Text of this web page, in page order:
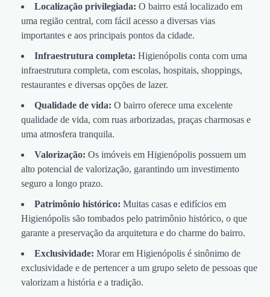
Localização privilegiada: O bairro está localizado em
uma região central, com fácil acesso a diversas vias
importantes e aos principais pontos da cidade.
Infraestrutura completa: Higienópolis conta com uma
infraestrutura completa, com escolas, hospitais, shoppings,
restaurantes e diversas opções de lazer.
Qualidade de vida: O bairro oferece uma excelente
qualidade de vida, com ruas arborizadas, praças charmosas e
uma atmosfera tranquila.
Valorização: Os imóveis em Higienópolis possuem um
alto potencial de valorização, garantindo um investimento
seguro a longo prazo.
Patrimônio histórico: Muitas casas e edifícios em
Higienópolis são tombados pelo patrimônio histórico, o que
garante a preservação da arquitetura e do charme do bairro.
Exclusividade: Morar em Higienópolis é sinônimo de
exclusividade e de pertencer a um grupo seleto de pessoas que
valorizam a história e a tradição.